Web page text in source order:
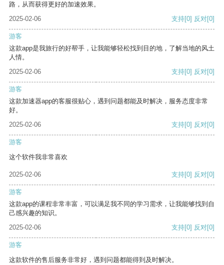
路，从而获得更好的加速效果。
2025-02-06
支持[0] 反对[0]
游客
这款app是我旅行的好帮手，让我能够轻松找到目的地，了解当地的风土
人情。
2025-02-06
支持[0] 反对[0]
游客
这款加速器app的客服很贴心，遇到问题都能及时解决，服务态度非常
好。
2025-02-06
支持[0] 反对[0]
游客
这个软件我非常喜欢
2025-02-06 支持[0] 反对[0]
游客
这款app的课程非常丰富，可以满足我不同的学习需求，让我能够找到自
己感兴趣的知识。
2025-02-06
支持[0] 反对[0]
游客
这款软件的售后服务非常好，遇到问题都能得到及时解决。